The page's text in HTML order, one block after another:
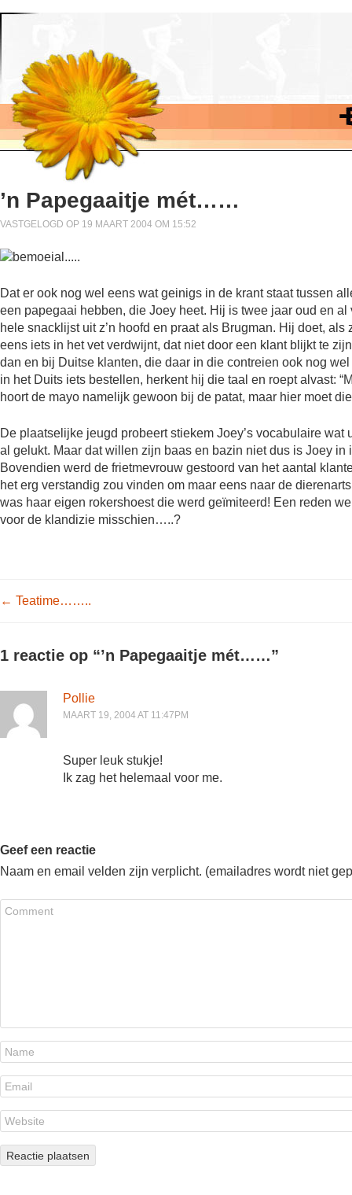
’n Papegaaitje mét……
VASTGELOGD OP 19 MAART 2004 OM 15:52
Dat er ook nog wel eens wat geinigs in de krant staat tussen
een papegaai hebben, die Joey heet. Hij is twee jaar oud en
hele snacklijst uit z’n hoofd en praat als Brugman. Hij doet,
eens iets in het vet verdwijnt, dat niet door een klant blijkt te
dan en bij Duitse klanten, die daar in die contreien ook nog
in het Duits iets bestellen, herkent hij die taal en roept alvast:
hoort de mayo namelijk gewoon bij de patat, maar hier moet
De plaatselijke jeugd probeert stiekem Joey’s vocabulaire
al gelukt. Maar dat willen zijn baas en bazin niet dus is Joey
Bovendien werd de frietmevrouw gestoord van het aantal
het erg verstandig zou vinden om maar eens naar de
was haar eigen rokershoest die werd geïmiteerd! Een reden
voor de klandizie misschien…..?
Post navigation
← Teatime……..
1 reactie op “’n Papegaaitje mét……”
Pollie
MAART 19, 2004 AT 11:47PM
Super leuk stukje!
Ik zag het helemaal voor me.
Geef een reactie
Naam en email velden zijn verplicht. (emailadres wordt niet